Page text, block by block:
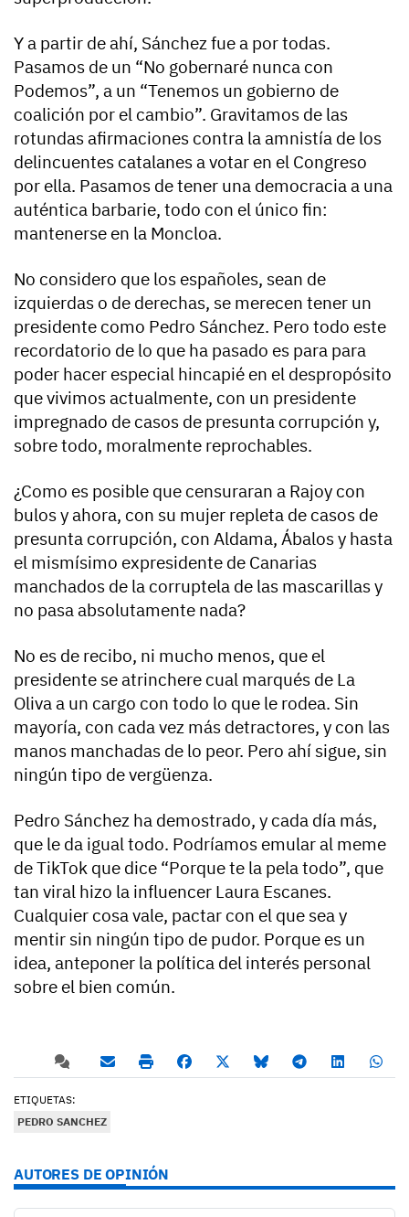
Y a partir de ahí, Sánchez fue a por todas.
Pasamos de un “No gobernaré nunca con
Podemos”, a un “Tenemos un gobierno de
coalición por el cambio”. Gravitamos de las
rotundas afirmaciones contra la amnistía de los
delincuentes catalanes a votar en el Congreso
por ella. Pasamos de tener una democracia a una
auténtica barbarie, todo con el único fin:
mantenerse en la Moncloa.
No considero que los españoles, sean de
izquierdas o de derechas, se merecen tener un
presidente como Pedro Sánchez. Pero todo este
recordatorio de lo que ha pasado es para para
poder hacer especial hincapié en el despropósito
que vivimos actualmente, con un presidente
impregnado de casos de presunta corrupción y,
sobre todo, moralmente reprochables.
¿Como es posible que censuraran a Rajoy con
bulos y ahora, con su mujer repleta de casos de
presunta corrupción, con Aldama, Ábalos y hasta
el mismísimo expresidente de Canarias
manchados de la corruptela de las mascarillas y
no pasa absolutamente nada?
No es de recibo, ni mucho menos, que el
presidente se atrinchere cual marqués de La
Oliva a un cargo con todo lo que le rodea. Sin
mayoría, con cada vez más detractores, y con las
manos manchadas de lo peor. Pero ahí sigue, sin
ningún tipo de vergüenza.
Pedro Sánchez ha demostrado, y cada día más,
que le da igual todo. Podríamos emular al meme
de TikTok que dice “Porque te la pela todo”, que
tan viral hizo la influencer Laura Escanes.
Cualquier cosa vale, pactar con el que sea y
mentir sin ningún tipo de pudor. Porque es un
idea, anteponer la política del interés personal
sobre el bien común.
ETIQUETAS:
PEDRO SANCHEZ
AUTORES DE OPINIÓN